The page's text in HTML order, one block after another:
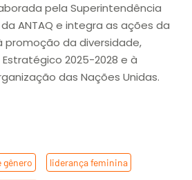
pela Superintendência
ANTAQ e integra as ações da
promoção da diversidade,
2025-2028 e à
das Nações Unidas.
gênero liderança feminina